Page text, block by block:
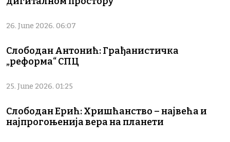
26. June 2026. 06:07
Слободан Антонић: Грађанистичка
„реформа“ СПЦ
25. June 2026. 01:25
Слободан Ерић: Хришћанство – највећа и
најпрогоњенија вера на планети